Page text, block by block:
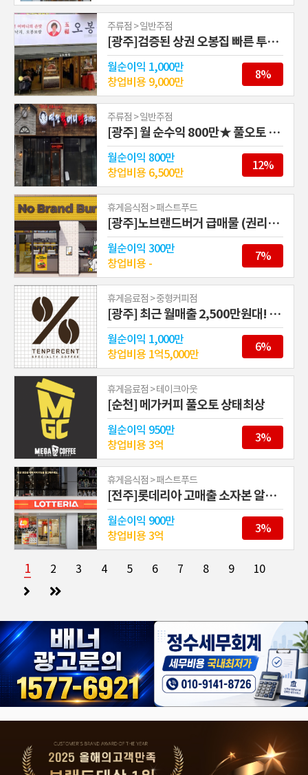
주류점 > 일반주점
[광주]검증된 상권 오봉집 빠른 투자금 회수
8%
1,000만
월순이익
9,000만
창업비용
주류점 > 일반주점
[광주] 월 순수익 800만★ 풀오토 역전할머니맥주
12%
800만
월순이익
6,500만
창업비용
휴게음식점 > 패스트푸드
[광주]노브랜드버거 급매물 (권리금 0원)
7%
300만
월순이익
-
창업비용
휴게음료점 > 중형커피점
[광주] 최근 월매출 2,500만원대! 텐퍼센트커피
6%
1,000만
월순이익
1억5,000만
창업비용
휴게음료점 > 테이크아웃
[순천] 메가커피 풀오토 상태최상
3%
950만
월순이익
3억
창업비용
휴게음식점 > 패스트푸드
[전주]롯데리아 고매출 소자본 알짜 매장
3%
900만
월순이익
3억
창업비용
1 2 3 4 5 6 7 8 9 10